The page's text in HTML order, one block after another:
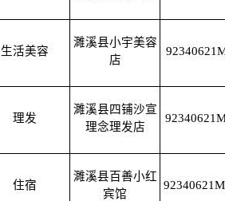
生活美容
濉溪县小宇美容
店
理发
濉溪县四铺沙宣
理念理发店
住宿
濉溪县百善小红
宾馆